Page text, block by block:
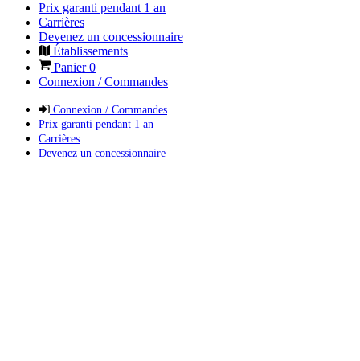
Prix garanti pendant 1 an
Carrières
Devenez un concessionnaire
Établissements
Panier0
Connexion / Commandes
Connexion / Commandes
Prix garanti pendant 1 an
Carrières
Devenez un concessionnaire